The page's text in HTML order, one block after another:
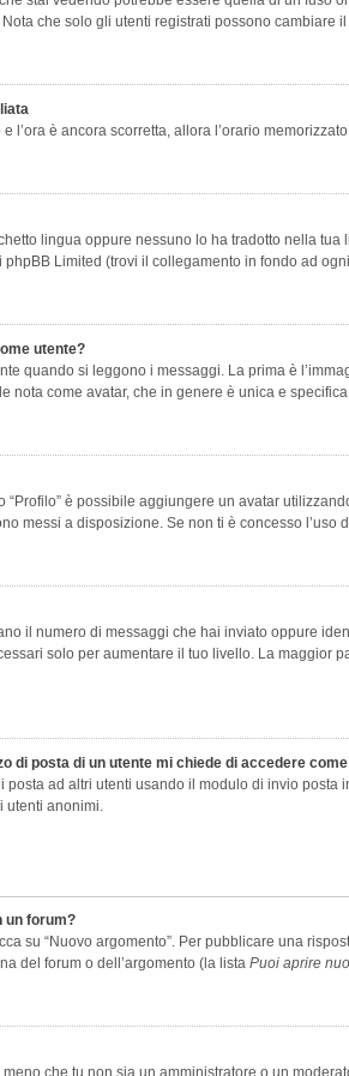
che solo gli utenti registrati possono cambiare
l’ora è ancora scorretta, allora l’orario
lingua oppure nessuno lo ha tradotto nella
Limited (trovi il collegamento in fondo ad
utente?
quando si leggono i messaggi. La prima è
nota come avatar, che in genere è unica e
è possibile aggiungere un avatar
messi a disposizione. Se non ti è concesso
il numero di messaggi che hai inviato oppure
solo per aumentare il tuo livello. La maggior
di posta di un utente mi chiede di accedere
ad altri utenti usando il modulo di invio
utenti anonimi.
un forum?
su “Nuovo argomento”. Per pubblicare una
del forum o dell’argomento (la lista Puoi aprire
che tu non sia un amministratore o un